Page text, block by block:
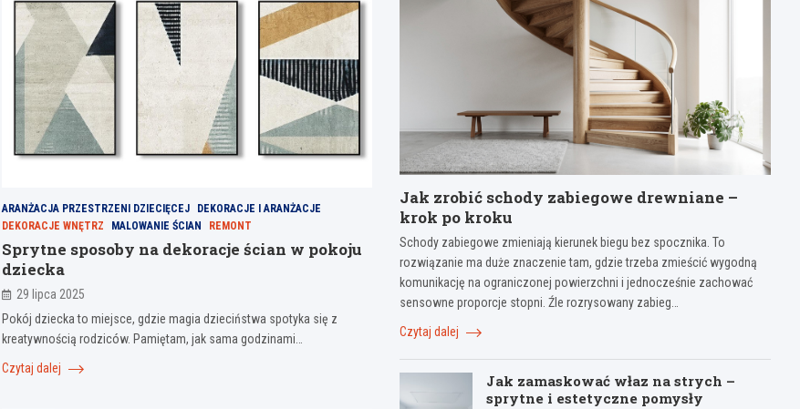
ARANŻACJA PRZESTRZENI DZIECIĘCEJ
DEKORACJE I ARANŻACJE
DEKORACJE WNĘTRZ
MALOWANIE ŚCIAN REMONT
Sprytne sposoby na dekoracje ścian w pokoju
dziecka
29 lipca 2025
Pokój dziecka to miejsce, gdzie magia dzieciństwa spotyka się z
kreatywnością rodziców. Pamiętam, jak sama godzinami…
Czytaj dalej
Jak zrobić schody zabiegowe drewniane –
krok po kroku
Schody zabiegowe zmieniają kierunek biegu bez spocznika. To
rozwiązanie ma duże znaczenie tam, gdzie trzeba zmieścić wygodną
komunikację na ograniczonej powierzchni i jednocześnie zachować
sensowne proporcje stopni. Źle rozrysowany zabieg…
Czytaj dalej
Jak zamaskować właz na strych –
sprytne i estetyczne pomysły